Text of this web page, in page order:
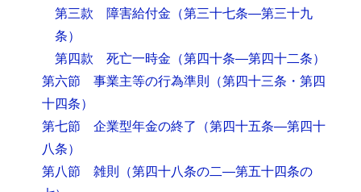
第三款 障害給付金 （第三十七条―第三十九
条）
第四款 死亡一時金 （第四十条―第四十二条）
第六節 事業主等の行為準則 （第四十三条・第四
十四条）
第七節 企業型年金の終了 （第四十五条―第四十
八条）
第八節 雑則 （第四十八条の二―第五十四条の